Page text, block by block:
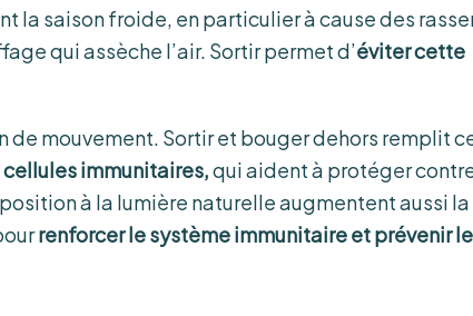
la saison froide, en particulier à cause des
qui assèche l’air. Sortir permet d’éviter cette
de mouvement. Sortir et bouger dehors remplit
immunitaires,qui aident à protéger
à la lumière naturelle augmentent aussi
renforcer le système immunitaire et prévenir